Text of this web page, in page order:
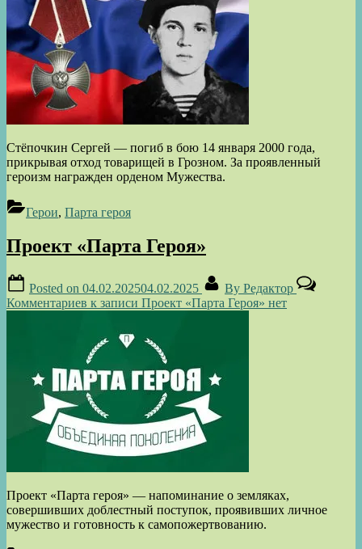
Стёпочкин Сергей — погиб в бою 14 января 2000 года,
прикрывая отход товарищей в Грозном. За проявленный
героизм награжден орденом Мужества.
Герои, Парта героя
Проект «Парта Героя»
Posted on 04.02.202504.02.2025 By Редактор
Комментариев к записи Проект «Парта Героя» нет
Проект «Парта героя» — напоминание о земляках,
совершивших доблестный поступок, проявивших личное
мужество и готовность к самопожертвованию.